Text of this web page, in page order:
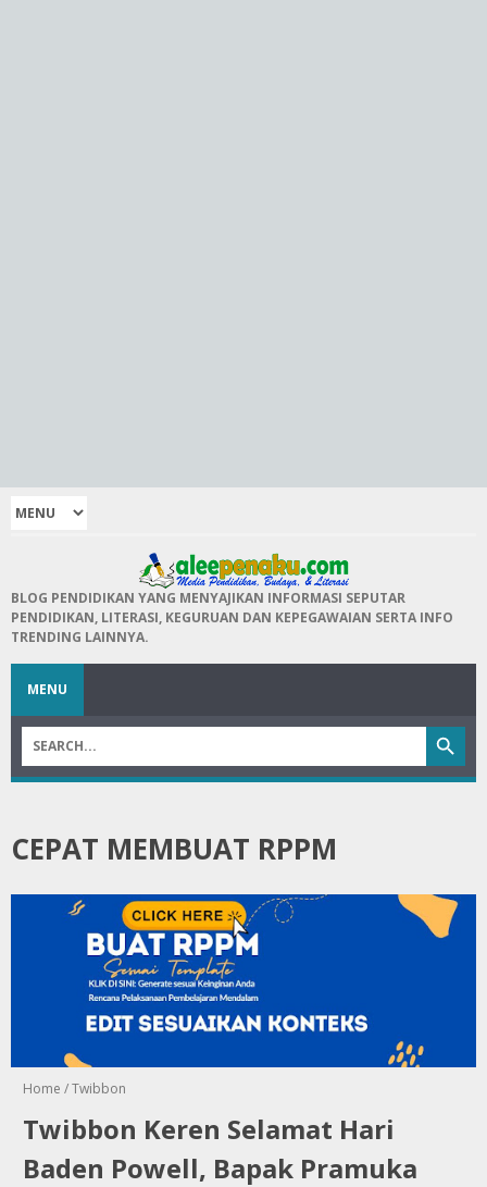
BLOG PENDIDIKAN YANG MENYAJIKAN INFORMASI SEPUTAR
PENDIDIKAN, LITERASI, KEGURUAN DAN KEPEGAWAIAN SERTA INFO
TRENDING LAINNYA.
MENU
CEPAT MEMBUAT RPPM
Home /Twibbon
Twibbon Keren Selamat Hari
Baden Powell, Bapak Pramuka